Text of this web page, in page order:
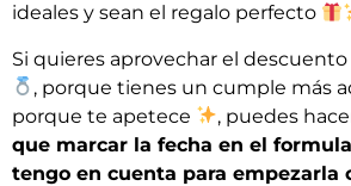
ideales y sean el regalo perfecto
Si quieres aprovechar el
, porque tienes un cumple más
porque te apetece
, puedes
que marcar la fecha en el
tengo en cuenta para empezarla